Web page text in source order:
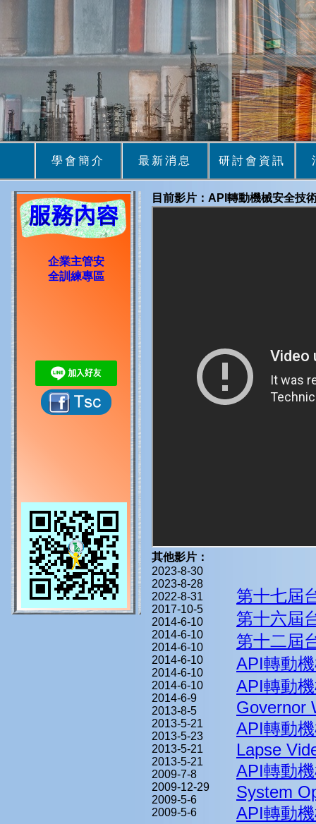
學會簡介 最新消息 研討會資訊
企業主管安
全訓練專區
目前影片：API轉動機械安全技
其他影片：
2023-8-30
2023-8-28
2022-8-31
2017-10-5
2014-6-10
2014-6-10
2014-6-10
2014-6-10
2014-6-10
2014-6-10
2014-6-9
2013-8-5
2013-5-21
2013-5-23
2013-5-21
2013-5-21
2009-7-8
2009-12-29
2009-5-6
2009-5-6
第十七屆
第十六屆
第十二屆
API轉動
API轉動
Governor
API轉動
Lapse
API轉動
System
API轉動